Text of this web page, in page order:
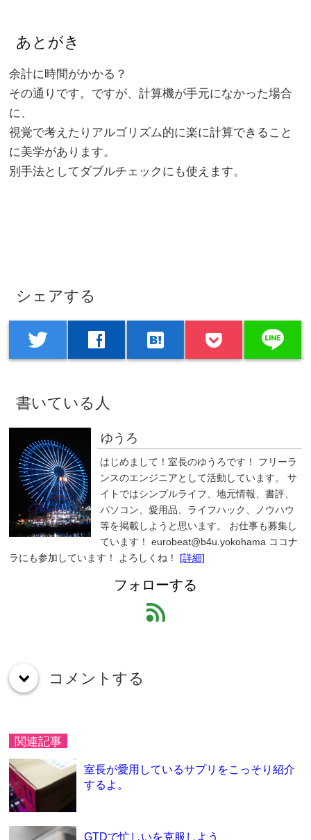
あとがき
余計に時間がかかる？
その通りです。ですが、計算機が手元になかった場合
に、
視覚で考えたりアルゴリズム的に楽に計算できること
に美学があります。
別手法としてダブルチェックにも使えます。
シェアする
twitter facebook hatenabookmark line
書いている人
ゆうろ
はじめまして！室長のゆうろです！ フリーラ
ンスのエンジニアとして活動しています。 サ
イトではシンプルライフ、地元情報、書評、
パソコン、愛用品、ライフハック、ノウハウ
等を掲載しようと思います。 お仕事も募集し
ています！ eurobeat@b4u.yokohama ココナ
ラにも参加しています！ よろしくね！ [詳細]
フォローする
feed
down コメントする
関連記事
室長が愛用しているサプリをこっそり紹介
するよ。
GTDで忙しいを克服しよう